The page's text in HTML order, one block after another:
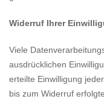
Widerruf Ihrer
Viele
ausdrücklichen
erteilte Einwilligung
bis zum Widerruf